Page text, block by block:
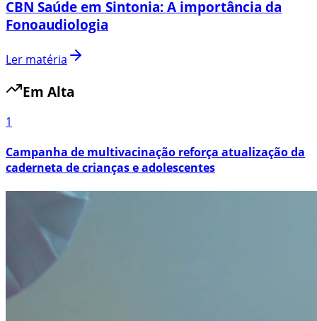
CBN Saúde em Sintonia: A importância da
Fonoaudiologia
Ler matéria
Em Alta
1
Campanha de multivacinação reforça atualização da
caderneta de crianças e adolescentes